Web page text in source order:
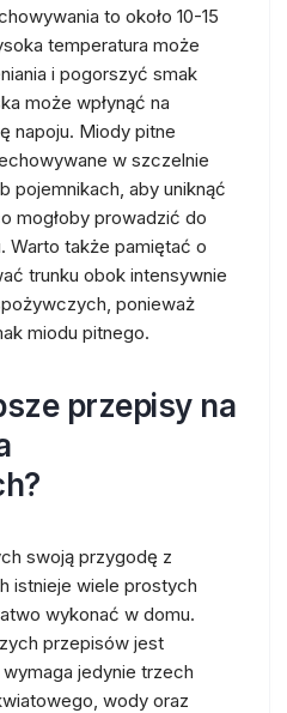
to około 10-15
temperatura może
i pogorszyć smak
może wpłynąć na
napoju. Miody pitne
w szczelnie
pojemnikach, aby uniknąć
mogłoby prowadzić do
Warto także pamiętać o
trunku obok intensywnie
ponieważ
miodu pitnego.
przepisy na
swoją przygodę z
istnieje wiele prostych
wykonać w domu.
przepisów jest
jedynie trzech
wody oraz